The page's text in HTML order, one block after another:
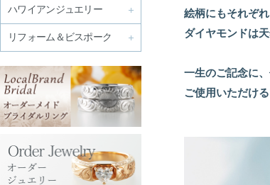
ハワイアンジュエリー
リフォーム＆ビスポーク
絵柄にもそれぞ
ダイヤモンドは
一生のご記念に
ご使用いただけ